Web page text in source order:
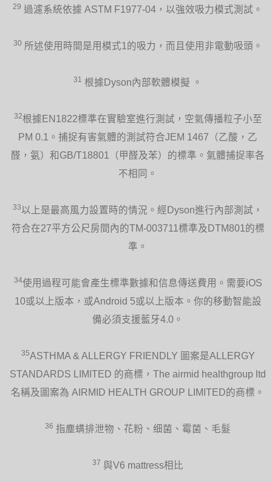
29 過濾系統依據 ASTM F1977-04，以強效吸力模式測試。
30 所述使用時間是用模式1的吸力，而且使用非電動吸頭。
31 根據Dyson內部軟體模擬 。
32根據EN1822標準在實驗室進行測試，空氣傳播粒子小至
PM 0.1。捕捉有害氣體的測試符合JEM 1467（乙酸，乙
醛，氨）和GB/T18801（甲醛及苯）的標準。氣體捕捉率各
不相同。
33以上是最高風力設置時的情況。經Dyson進行內部測試，
符合在27平方公尺房間內的TM-003711標準及DTM801的標
準。
34使用過程可能會產生標準數據和信息傳送費用。需要iOS
10或以上版本，或Android 5或以上版本。你的移動智能設
備必須支援藍牙4.0。
35ASTHMA & ALLERGY FRIENDLY 圖案是ALLERGY
STANDARDS LIMITED 的商標，The airmid healthgroup ltd
名稱及圖案為 AIRMID HEALTH GROUP LIMITED的商標。
36 指塵螨排泄物、花粉、细菌、霉菌、毛髮
37 與V6 mattress相比